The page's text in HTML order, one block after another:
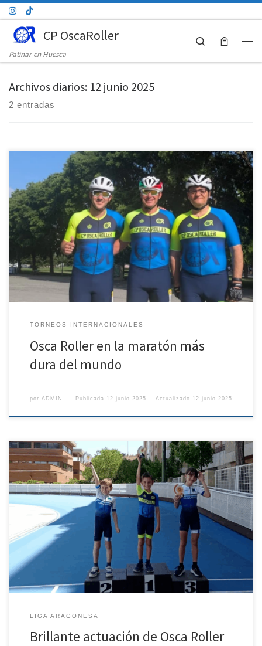
Saltar al contenido
CP OscaRoller
Patinar en Huesca
Search
Archivos diarios: 12 junio 2025
2 entradas
Este domingo 8 de junio de 2025 se ha celebrado en Navarra la
décimosexta edición de la P2P Pamplona–Puente la Reina,
reconocida internacionalmente como la maraton de patinaje más
exigente del mundo, con un recorrido de 42 km partiendo de la Plaza
del Castillo en Pamplona y cruzando zonas como Cizur […]
TORNEOS INTERNACIONALES
Osca Roller en la maratón más
dura del mundo
por ADMIN Publicada 12 junio 2025 Actualizado 12 junio 2025
El equipo Osca Roller ha firmado una destacada participación en la
cuarta jornada de la Liga Aragonesa de Patinaje de Velocidad 2025,
consolidando su presencia competitiva en múltiples categorías y
dejando patente la solidez de su cantera. En categoría Pre-Benjamín
Masculino, el joven Daniel Blasco Soler se alzó con la […]
LIGA ARAGONESA
Brillante actuación de Osca Roller